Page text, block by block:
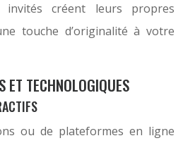
créent leurs propres
touche d’originalité à votre
ET TECHNOLOGIQUES
ou de plateformes en ligne